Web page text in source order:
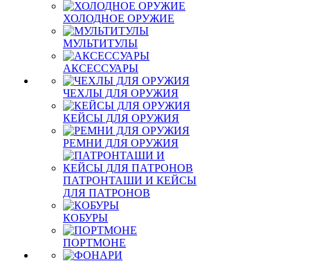
ХОЛОДНОЕ ОРУЖИЕ
МУЛЬТИТУЛЫ
АКСЕССУАРЫ
ЧЕХЛЫ ДЛЯ ОРУЖИЯ
КЕЙСЫ ДЛЯ ОРУЖИЯ
РЕМНИ ДЛЯ ОРУЖИЯ
ПАТРОНТАШИ И КЕЙСЫ
ДЛЯ ПАТРОНОВ
КОБУРЫ
ПОРТМОНЕ